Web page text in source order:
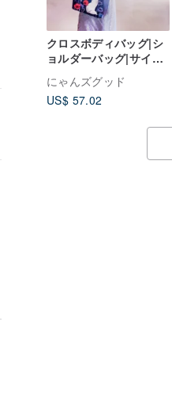
クロスボディバッグ|シ
ョルダーバッグ|サイド
ィーキャット
にゃんズグッド
US$ 57.02